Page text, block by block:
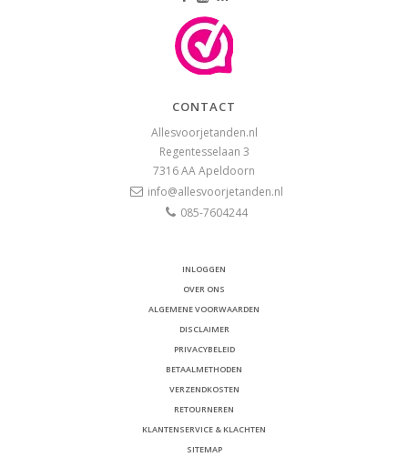
CONTACT
Allesvoorjetanden.nl
Regentesselaan 3
7316 AAApeldoorn
info@allesvoorjetanden.nl
085-7604244
INLOGGEN
OVER ONS
ALGEMENE VOORWAARDEN
DISCLAIMER
PRIVACYBELEID
BETAALMETHODEN
VERZENDKOSTEN
RETOURNEREN
KLANTENSERVICE & KLACHTEN
SITEMAP